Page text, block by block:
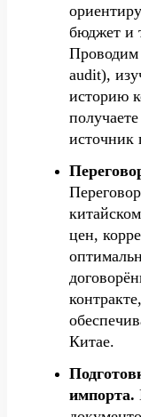
бюджет и
Проводим
audit),
историю
источник
цен,
Китае.
импорта.